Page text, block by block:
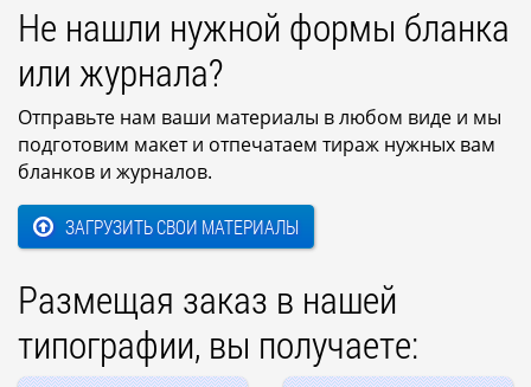
Не нашли нужной формы бланка
или журнала?
Отправьте нам ваши материалы в любом виде и мы
подготовим макет и отпечатаем тираж нужных вам
бланков и журналов.
ЗАГРУЗИТЬ СВОИ МАТЕРИАЛЫ
Размещая заказ в нашей
типографии, вы получаете: